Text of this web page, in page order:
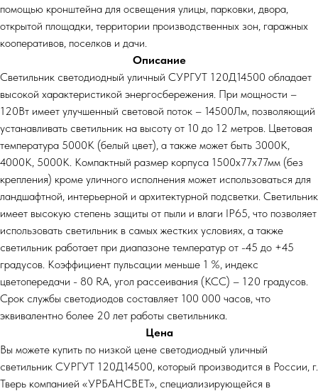
помощью кронштейна для освещения улицы, парковки, двора,
открытой площадки, территории производственных зон, гаражных
кооперативов, поселков и дачи.
Описание
Светильник светодиодный уличный СУРГУТ 120Д14500 обладает
высокой характеристикой энергосбережения. При мощности –
120Вт имеет улучшенный световой поток – 14500Лм, позволяющий
устанавливать светильник на высоту от 10 до 12 метров. Цветовая
температура 5000К (белый цвет), а также может быть 3000К,
4000К, 5000К. Компактный размер корпуса 1500х77х77мм (без
крепления) кроме уличного исполнения может использоваться для
ландшафтной, интерьерной и архитектурной подсветки. Светильник
имеет высокую степень защиты от пыли и влаги IP65, что позволяет
использовать светильник в самых жестких условиях, а также
светильник работает при диапазоне температур от -45 до +45
градусов. Коэффициент пульсации меньше 1 %, индекс
цветопередачи - 80 RA, угол рассеивания (КСС) – 120 градусов.
Срок службы светодиодов составляет 100 000 часов, что
эквивалентно более 20 лет работы светильника.
Цена
Вы можете купить по низкой цене светодиодный уличный
светильник СУРГУТ 120Д14500, который производится в России, г.
Тверь компанией «УРБАНСВЕТ», специализирующейся в